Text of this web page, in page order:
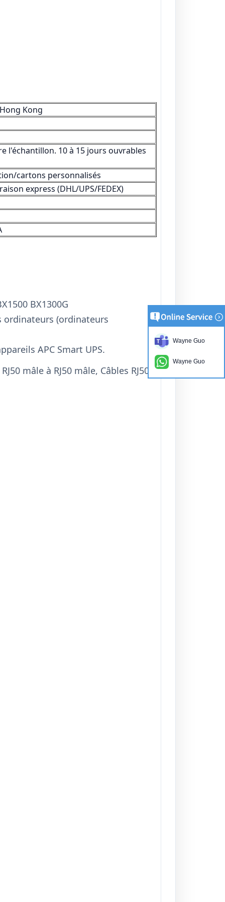
Kong
l'échantillon. 10 à 15 jours ouvrables
cartons personnalisés
express (DHL/UPS/FEDEX)
BX1300G
ordinateurs (ordinateurs
APC Smart UPS.
mâle à RJ50 mâle, Câbles RJ50 à
Wayne Guo
Wayne Guo